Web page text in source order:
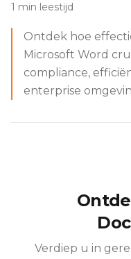
1 min leestijd
Ontdek hoe
Microsoft Word
compliance,
enterprise
Verdiep u in